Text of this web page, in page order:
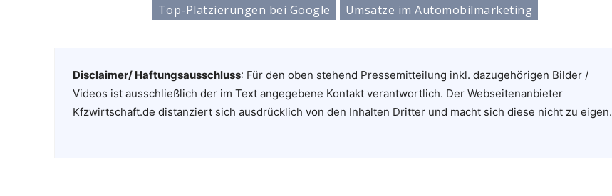
Top-Platzierungen bei Google
Umsätze im Automobilmarketing
Disclaimer/ Haftungsausschluss: Für den oben stehend Pressemitteilung inkl. dazugehörigen Bilder /
Videos ist ausschließlich der im Text angegebene Kontakt verantwortlich. Der Webseitenanbieter
Kfzwirtschaft.de distanziert sich ausdrücklich von den Inhalten Dritter und macht sich diese nicht zu eigen.